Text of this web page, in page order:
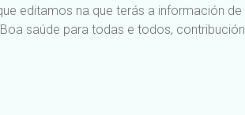
editamos na que terás a información de
saúde para todas e todos, contribución